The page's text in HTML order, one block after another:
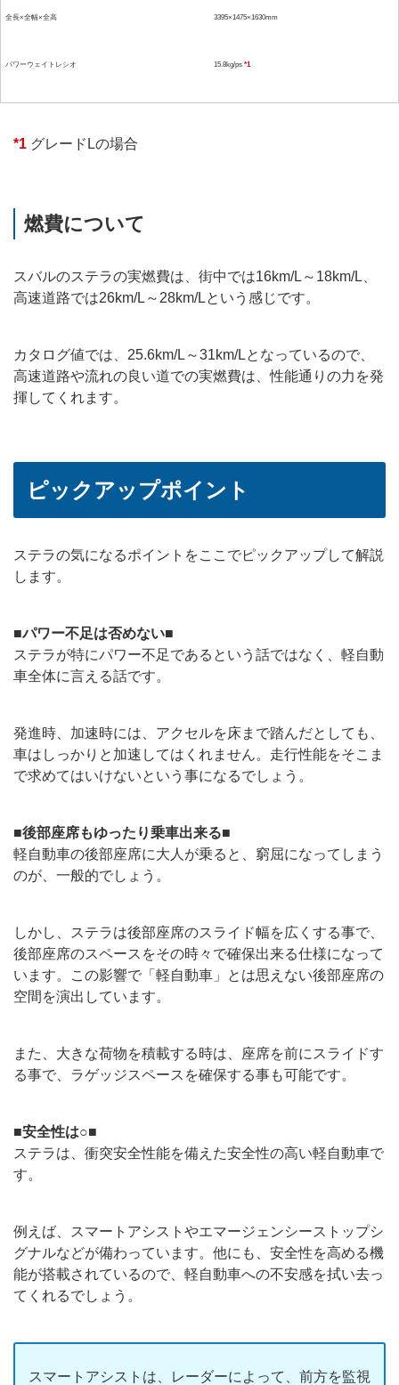
全長×全幅×全高 3395×1475×1630mm
パワーウェイトレシオ 15.8kg/ps *1
*1 グレードLの場合
燃費について
スバルのステラの実燃費は、街中では16km/L～18km/L、
高速道路では26km/L～28km/Lという感じです。
カタログ値では、25.6km/L～31km/Lとなっているので、
高速道路や流れの良い道での実燃費は、性能通りの力を発
揮してくれます。
ピックアップポイント
ステラの気になるポイントをここでピックアップして解説
します。
■パワー不足は否めない■
ステラが特にパワー不足であるという話ではなく、軽自動
車全体に言える話です。
発進時、加速時には、アクセルを床まで踏んだとしても、
車はしっかりと加速してはくれません。走行性能をそこま
で求めてはいけないという事になるでしょう。
■後部座席もゆったり乗車出来る■
軽自動車の後部座席に大人が乗ると、窮屈になってしまう
のが、一般的でしょう。
しかし、ステラは後部座席のスライド幅を広くする事で、
後部座席のスペースをその時々で確保出来る仕様になって
います。この影響で「軽自動車」とは思えない後部座席の
空間を演出しています。
また、大きな荷物を積載する時は、座席を前にスライドす
る事で、ラゲッジスペースを確保する事も可能です。
■安全性は○■
ステラは、衝突安全性能を備えた安全性の高い軽自動車で
す。
例えば、スマートアシストやエマージェンシーストップシ
グナルなどが備わっています。他にも、安全性を高める機
能が搭載されているので、軽自動車への不安感を拭い去っ
てくれるでしょう。
スマートアシストは、レーダーによって、前方を監視